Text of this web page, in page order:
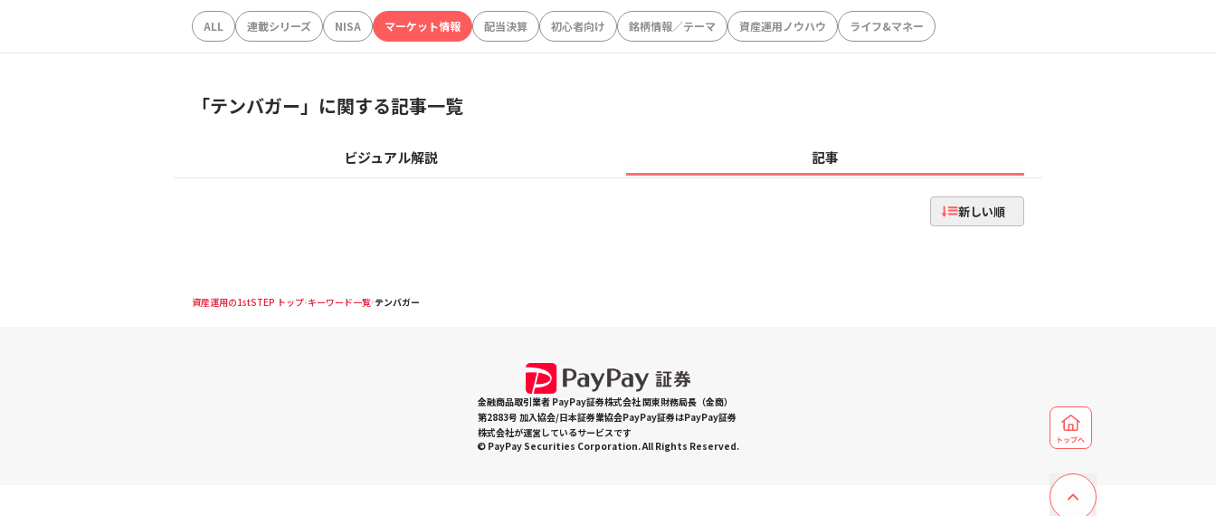
ALL 連載シリーズ NISA マーケット情報 配当決算 初心者向け 銘柄情報／テーマ 資産運用ノウハウ ライフ&マネー
「テンバガー」に関する記事一覧
ビジュアル解説 記事
新しい順
資産運用の1stSTEP トップ キーワード一覧 テンバガー
金融商品取引業者 PayPay証券株式会社 関東財務局長（金商）
第2883号 加入協会/日本証券業協会PayPay証券はPayPay証券
株式会社が運営しているサービスです
© PayPay Securities Corporation. All Rights Reserved.